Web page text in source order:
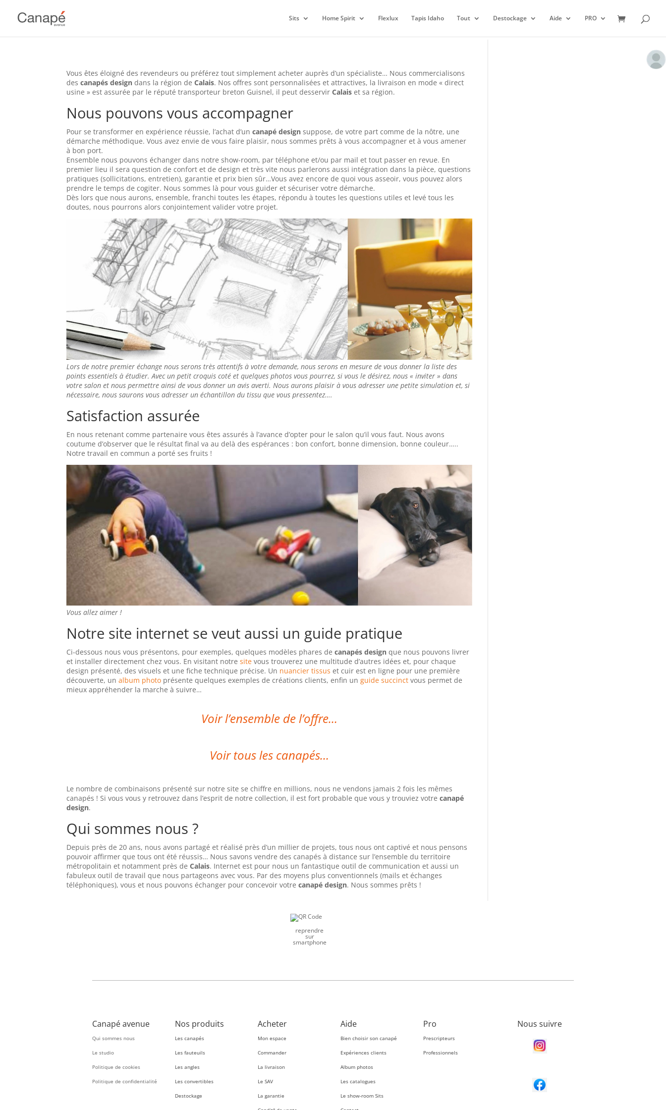
Sits Home Spirit Flexlux Tapis Idaho Tout Destockage Aide PRO
Vous êtes éloigné des revendeurs ou préférez tout simplement acheter auprès d’un spécialiste… Nous commercialisons
descanapés design dans la région deCalais. Nos offres sont personnalisées et attractives, la livraison en mode « direct
usine » est assurée par le réputé transporteur breton Guisnel, il peut desservirCalais et sa région.
Nous pouvons vous accompagner
Pour se transformer en expérience réussie, l’achat d’uncanapé design suppose, de votre part comme de la nôtre, une
démarche méthodique. Vous avez envie de vous faire plaisir, nous sommes prêts à vous accompagner et à vous amener
à bon port.
Ensemble nous pouvons échanger dans notre show-room, par téléphone et/ou par mail et tout passer en revue. En
premier lieu il sera question de confort et de design et très vite nous parlerons aussi intégration dans la pièce, questions
pratiques (sollicitations, entretien), garantie et prix bien sûr…Vous avez encore de quoi vous asseoir, vous pouvez alors
prendre le temps de cogiter. Nous sommes là pour vous guider et sécuriser votre démarche.
Dès lors que nous aurons, ensemble, franchi toutes les étapes, répondu à toutes les questions utiles et levé tous les
doutes, nous pourrons alors conjointement valider votre projet.
Lors de notre premier échange nous serons très attentifs à votre demande, nous serons en mesure de vous donner la liste des
points essentiels à étudier. Avec un petit croquis coté et quelques photos vous pourrez, si vous le désirez, nous « inviter » dans
votre salon et nous permettre ainsi de vous donner un avis averti. Nous aurons plaisir à vous adresser une petite simulation et, si
nécessaire, nous saurons vous adresser un échantillon du tissu que vous pressentez….
Satisfaction assurée
En nous retenant comme partenaire vous êtes assurés à l’avance d’opter pour le salon qu’il vous faut. Nous avons
coutume d’observer que le résultat final va au delà des espérances : bon confort, bonne dimension, bonne couleur…..
Notre travail en commun a porté ses fruits !
Vous allez aimer !
Notre site internet se veut aussi un guide pratique
Ci-dessous nous vous présentons, pour exemples, quelques modèles phares decanapés design que nous pouvons livrer
et installer directement chez vous. En visitant notresite vous trouverez une multitude d’autres idées et, pour chaque
design présenté, des visuels et une fiche technique précise. Un nuancier tissus et cuir est en ligne pour une première
découverte, unalbum photo présente quelques exemples de créations clients, enfin unguide succinct vous permet de
mieux appréhender la marche à suivre…
Voir l’ensemble de l’offre…
Voir tous les canapés…
Le nombre de combinaisons présenté sur notre site se chiffre en millions, nous ne vendons jamais 2 fois les mêmes
canapés ! Si vous vous y retrouvez dans l’esprit de notre collection, il est fort probable que vous y trouviez votrecanapé
design.
Qui sommes nous ?
Depuis près de 20 ans, nous avons partagé et réalisé près d’un millier de projets, tous nous ont captivé et nous pensons
pouvoir affirmer que tous ont été réussis… Nous savons vendre des canapés à distance sur l’ensemble du territoire
métropolitain et notamment près deCalais. Internet est pour nous un fantastique outil de communication et aussi un
fabuleux outil de travail que nous partageons avec vous. Par des moyens plus conventionnels (mails et échanges
téléphoniques), vous et nous pouvons échanger pour concevoir votrecanapé design. Nous sommes prêts !
reprendre
sur
smartphone
Canapé avenue
Qui sommes nous
Le studio
Politique de cookies
Politique de confidentialité
Nos produits
Les canapés
Les fauteuils
Les angles
Les convertibles
Destockage
Acheter
Mon espace
Commander
La livraison
Le SAV
La garantie
Aide
Bien choisir son canapé
Expériences clients
Album photos
Les catalogues
Le show-room Sits
Pro
Prescripteurs
Professionnels
Nous suivre